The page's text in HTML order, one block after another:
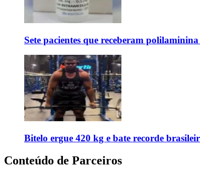
Sete pacientes que receberam
Bitelo ergue 420 kg e bate recorde
Conteúdo de Parceiros